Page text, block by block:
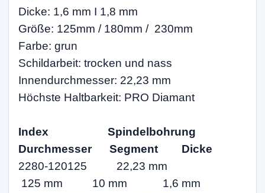
Dicke: 1,6 mm I 1,8 mm
Größe: 125mm / 180mm / 230mm
Farbe: grun
Schildarbeit: trocken und nass
Innendurchmesser: 22,23 mm
Höchste Haltbarkeit: PRO Diamant
Index Spindelbohrung
Durchmesser
Segment
Dicke
2280-120125 22,23 mm
125 mm 10 mm 1,6 mm